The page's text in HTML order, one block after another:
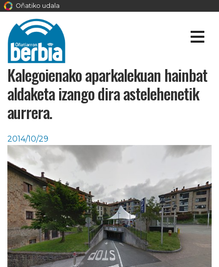
Oñatiko udala
Kalegoienako aparkalekuan hainbat
aldaketa izango dira astelehenetik
aurrera.
2014/10/29